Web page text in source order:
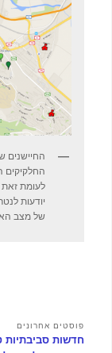
החיישנים
החלקיקים
לעומת זאת
יודעות
של מצב
פוסטים אחרונים
חדשות סביבתיות